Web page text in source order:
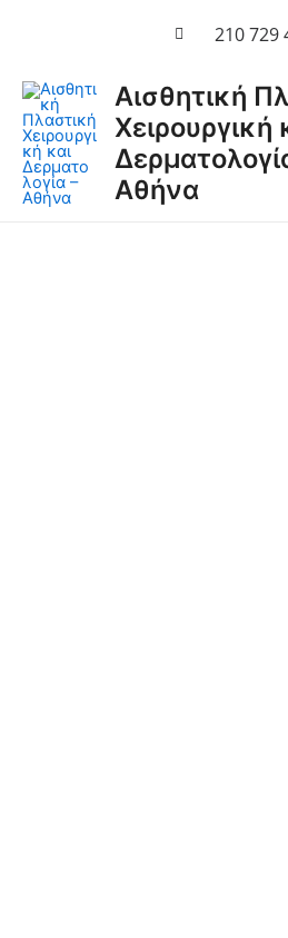
210 729
Αισθητική
Χειρουργική
Αθήνα